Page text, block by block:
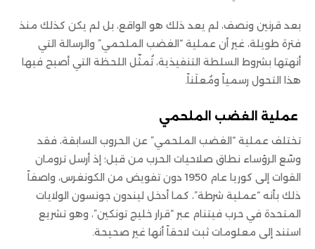
بعد قرنين ونصف، لم يعد ذلك هو الواقع، بل لم يكن كذلك منذ
فترة طويلة، غير أن عملية “الغضب الملحمي” والرسالة التي
أنهتها بشروط السلطة التنفيذية، تُمثّل اللحظة التي أصبح فيها
هذا التحول رسمياً ومُعلَناً.
عملية الغضب الملحمي
تختلف عملية “الغضب الملحمي” عن الحروب السابقة، فقد
وسّع الرؤساء نطاق صلاحيات الحرب من قبل؛ إذ أرسل ترومان
القوات إلى كوريا عام 1950 دون تفويض من الكونغرس، واصفاً
ذلك بأنه “عملية شرطة”، كما أدخل ليندون جونسون الولايات
المتحدة في حرب فيتنام عبر “قرار خليج تونكين”، وهو تشريع
استند إلى معلومات ثبت لاحقاً أنها غير صحيحة.